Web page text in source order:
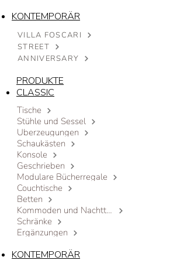
KONTEMPORÄR
VILLA FOSCARI
STREET
ANNIVERSARY
PRODUKTE
CLASSIC
Tische
Stühle und Sessel
Überzeugungen
Schaukästen
Konsole
Geschrieben
Modulare Bücherregale
Couchtische
Betten
Kommoden und Nachttische
Schränke
Ergänzungen
KONTEMPORÄR